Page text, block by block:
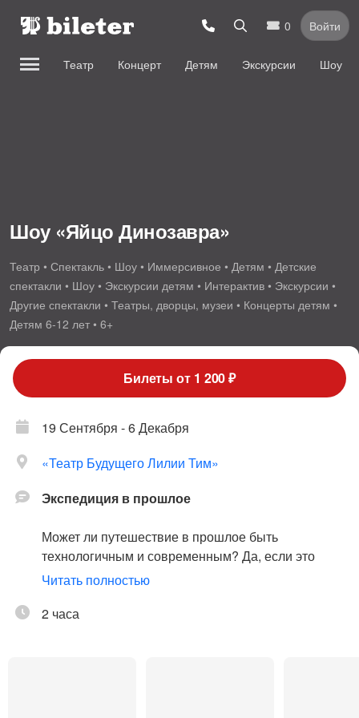
0 Войти
Театр Концерт Детям Экскурсии Шоу
Шоу «Яйцо Динозавра»
Театр • Спектакль • Шоу • Иммерсивное • Детям • Детские
спектакли • Шоу • Экскурсии детям • Интерактив • Экскурсии •
Другие спектакли • Театры, дворцы, музеи • Концерты детям •
Детям 6-12 лет • 6+
Билеты от 1 200 ₽
19 Сентября - 6 Декабря
«Театр Будущего Лилии Тим»
Экспедиция в прошлое
Может ли путешествие в прошлое быть
технологичным и современным? Да, если это
Театр будущего!
Представьте, что вас откинуло на миллионы лет
Читать полностью
2 часа